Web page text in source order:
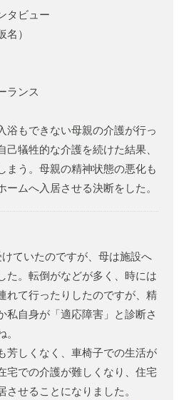
タビュー
）
ランス
浴もできない母親の介護が行っ
犠牲的な介護を続けた結果、
まう。母親の精神状態の悪化も
ムへ入居させる決断をした。
ていたのですが、母は施設へ
た。転倒がなどが多く、時には
れて行ったりしたのですが、精
私自身が「適応障害」と診断さ
芳しくなく、車椅子での生活が
宅での介護が難しくなり、住宅
せることになりました。